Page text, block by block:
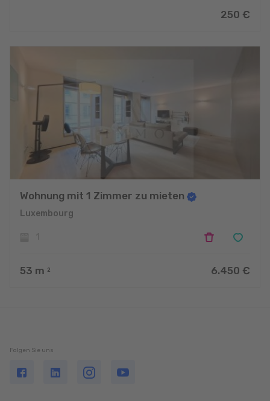
250 €
Wohnung mit 1 Zimmer zu mieten
Luxembourg
53 m 2 6.450 €
Folgen Sie uns